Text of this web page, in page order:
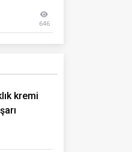
646
kremi